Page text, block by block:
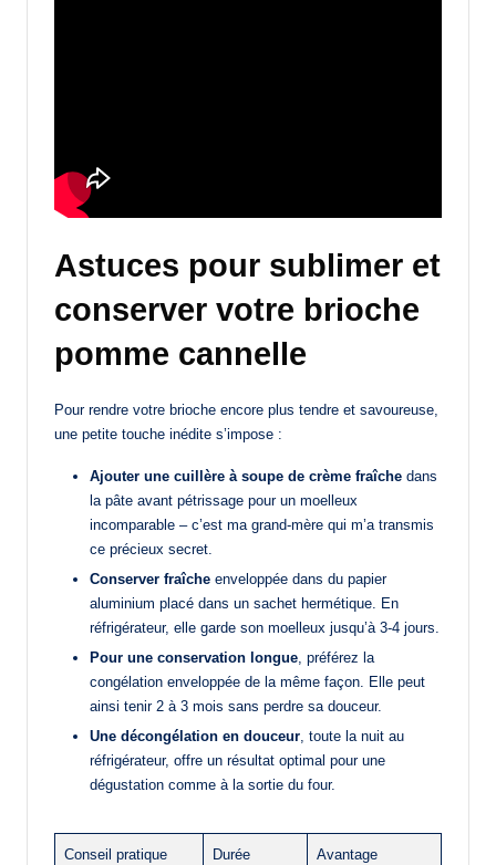
Astuces pour sublimer et
conserver votre brioche
pomme cannelle
Pour rendre votre brioche encore plus tendre et savoureuse,
une petite touche inédite s’impose :
Ajouter une cuillère à soupe de crème fraîche dans
la pâte avant pétrissage pour un moelleux
incomparable – c’est ma grand-mère qui m’a transmis
ce précieux secret.
Conserver fraîche enveloppée dans du papier
aluminium placé dans un sachet hermétique. En
réfrigérateur, elle garde son moelleux jusqu’à 3-4 jours.
Pour une conservation longue, préférez la
congélation enveloppée de la même façon. Elle peut
ainsi tenir 2 à 3 mois sans perdre sa douceur.
Une décongélation en douceur, toute la nuit au
réfrigérateur, offre un résultat optimal pour une
dégustation comme à la sortie du four.
Conseil pratique Durée Avantage